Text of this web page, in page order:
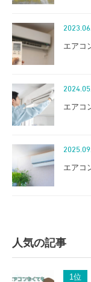
エアコ
エアコ
エアコ
人気の記事
1位